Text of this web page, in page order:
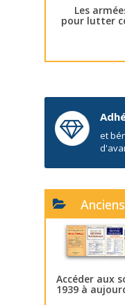
Les
pour lutter
et
Accéder aux
1939 à